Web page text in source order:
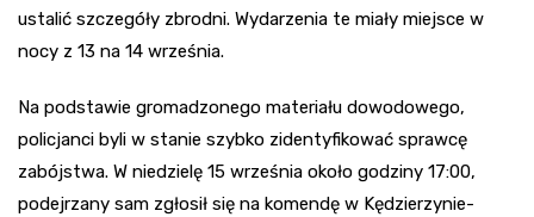
ustalić szczegóły zbrodni. Wydarzenia te miały miejsce w
nocy z 13 na 14 września.
Na podstawie gromadzonego materiału dowodowego,
policjanci byli w stanie szybko zidentyfikować sprawcę
zabójstwa. W niedzielę 15 września około godziny 17:00,
podejrzany sam zgłosił się na komendę w Kędzierzynie-